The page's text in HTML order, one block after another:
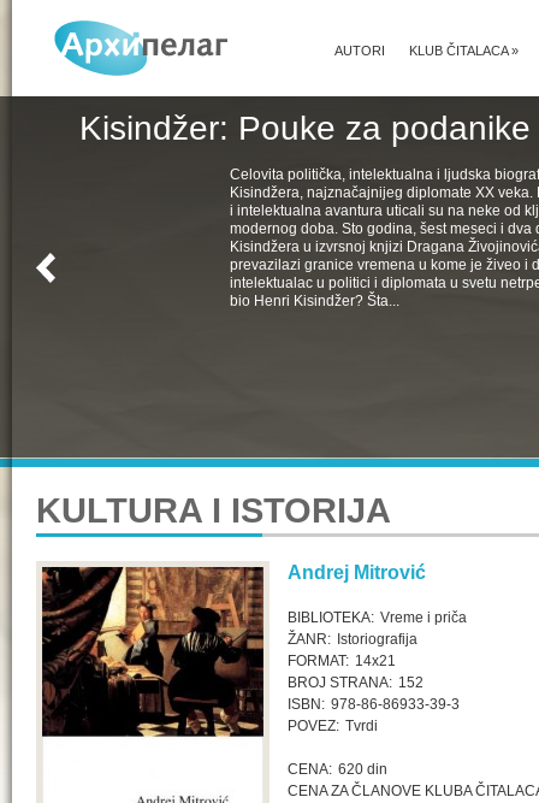
KLUB ČITALACA»
AUTORI
Kisindžer: Pouke za
Celovita politička, intelektualna i ljudska
Kisindžera, najznačajnijeg diplomate XX
i intelektualna avantura uticali su na neke od
modernog doba. Sto godina, šest meseci i dva
Kisindžera u izvrsnoj knjizi Dragana
prevazilazi granice vremena u kome je živeo i
intelektualac u politici i diplomata u svetu
bio Henri Kisindžer? Šta...
KULTURA I ISTORIJA
Andrej Mitrović
BIBLIOTEKA: Vreme i priča
ŽANR: Istoriografija
FORMAT: 14x21
BROJ STRANA: 152
ISBN: 978-86-86933-39-3
POVEZ: Tvrdi
CENA: 620 din
CENA ZA ČLANOVE KLUBA